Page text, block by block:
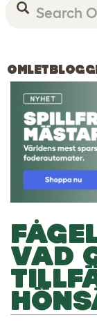
VAD